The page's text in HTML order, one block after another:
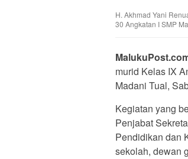
H. Akhmad Yani
30 Angkatan I SMP
murid Kelas IX
Madani Tual,
Kegiatan yang
Penjabat
Pendidikan dan
sekolah, dewan